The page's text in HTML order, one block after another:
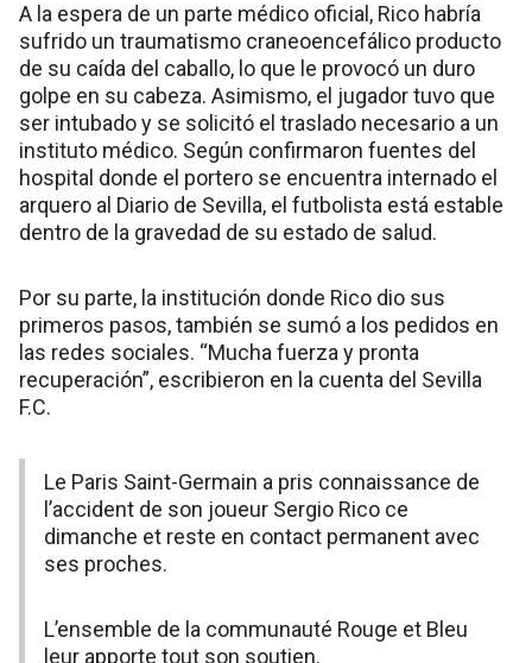
A la espera de un parte médico oficial, Rico habría
sufrido un traumatismo craneoencefálico producto
de su caída del caballo, lo que le provocó un duro
golpe en su cabeza. Asimismo, el jugador tuvo que
ser intubado y se solicitó el traslado necesario a un
instituto médico. Según confirmaron fuentes del
hospital donde el portero se encuentra internado el
arquero al Diario de Sevilla, el futbolista está estable
dentro de la gravedad de su estado de salud.
Por su parte, la institución donde Rico dio sus
primeros pasos, también se sumó a los pedidos en
las redes sociales. “Mucha fuerza y pronta
recuperación”, escribieron en la cuenta del Sevilla
F.C.
Le Paris Saint-Germain a pris connaissance de
l’accident de son joueur Sergio Rico ce
dimanche et reste en contact permanent avec
ses proches.
L’ensemble de la communauté Rouge et Bleu
leur apporte tout son soutien.